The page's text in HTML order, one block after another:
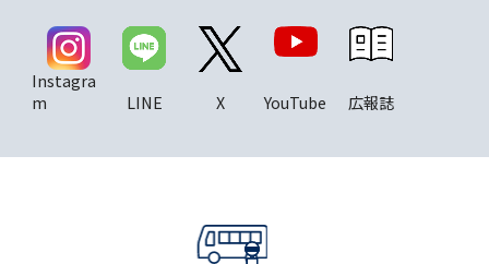
広報・ NS
Instagra
m
LINE X YouTube 広報誌